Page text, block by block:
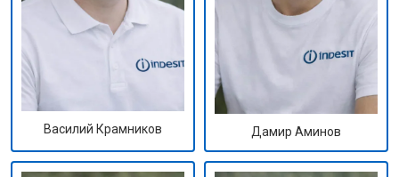
Василий Крамников Дамир Аминов